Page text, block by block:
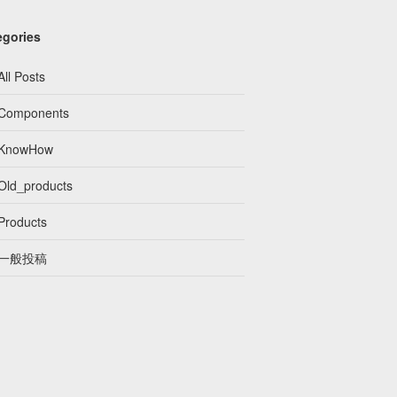
Posts
般投稿